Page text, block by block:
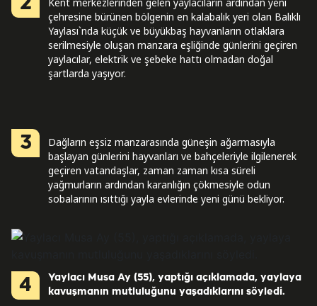
çehresine bürünen bölgenin en kalabalık yeri olan Balıklı
Yaylası`nda küçük ve büyükbaş hayvanların otlaklara
serilmesiyle oluşan manzara eşliğinde günlerini geçiren
yaylacılar, elektrik ve şebeke hattı olmadan doğal
şartlarda yaşıyor.
3
Dağların eşsiz manzarasında güneşin ağarmasıyla
başlayan günlerini hayvanları ve bahçeleriyle ilgilenerek
geçiren vatandaşlar, zaman zaman kısa süreli
yağmurların ardından karanlığın çökmesiyle odun
sobalarının ısıttığı yayla evlerinde yeni günü bekliyor.
4
Yaylacı Musa Ay (55), yaptığı açıklamada, yaylaya
kavuşmanın mutluluğunu yaşadıklarını söyledi.